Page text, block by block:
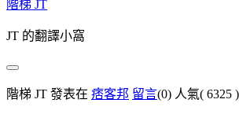
階梯 JT
JT 的翻譯小窩
階梯 JT 發表在 痞客邦 留言(0) 人氣( 6325 )